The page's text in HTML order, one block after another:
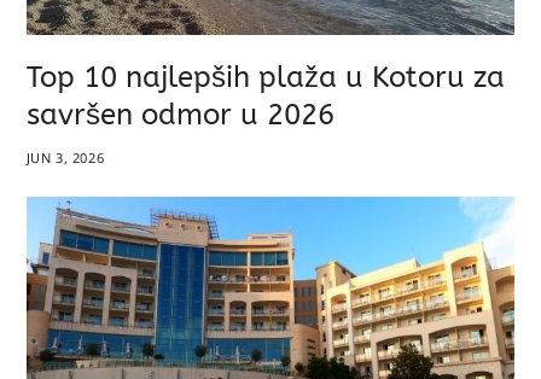
Top 10 najlepših plaža u Kotoru za
savršen odmor u 2026
JUN 3, 2026